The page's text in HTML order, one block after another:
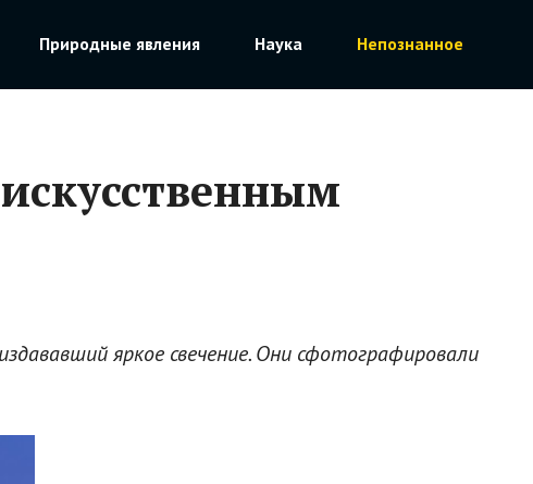
Природные явления Наука Непознанное
яркое свечение. Они сфотографировали